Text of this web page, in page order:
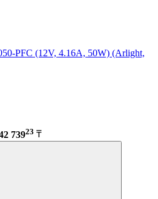
PFC (12V, 4.16A, 50W) (Arlight,
73923 ₸